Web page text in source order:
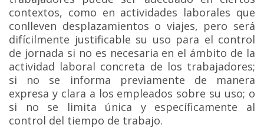
contextos, como en actividades laborales que
conlleven desplazamientos o viajes, pero será
difícilmente justificable su uso para el control
de jornada si no es necesaria en el ámbito de la
actividad laboral concreta de los trabajadores;
si no se informa previamente de manera
expresa y clara a los empleados sobre su uso; o
si no se limita única y específicamente al
control del tiempo de trabajo.